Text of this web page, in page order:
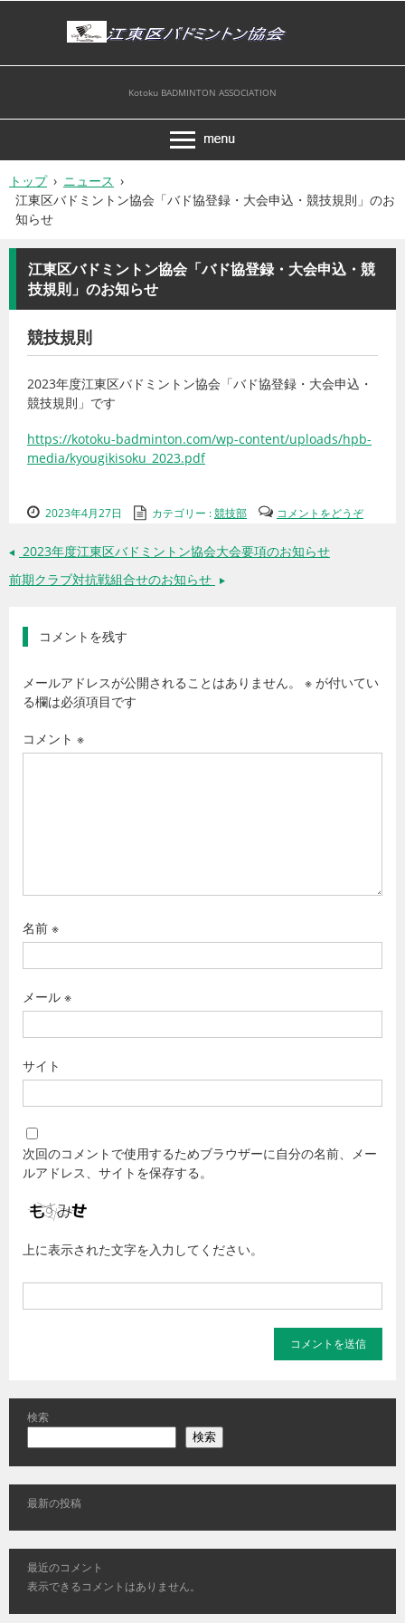
Kotoku BADMINTON ASSOCIATION
トップ › ニュース ›
江東区バドミントン協会「バド協登録・大会申込・競技規則」のお
知らせ
江東区バドミントン協会「バド協登録・大会申込・競
技規則」のお知らせ
競技規則
2023年度江東区バドミントン協会「バド協登録・大会申込・
競技規則」です
https://kotoku-badminton.com/wp-content/uploads/hpb-
media/kyougikisoku_2023.pdf
2023年4月27日 カテゴリー :競技部 コメントをどうぞ
2023年度江東区バドミントン協会大会要項のお知らせ
前期クラブ対抗戦組合せのお知らせ
コメントを残す
メールアドレスが公開されることはありません。 ※ が付いてい
る欄は必須項目です
コメント ※
名前 ※
メール ※
サイト
次回のコメントで使用するためブラウザーに自分の名前、メー
ルアドレス、サイトを保存する。
上に表示された文字を入力してください。
検索
検索
最新の投稿
最近のコメント
表示できるコメントはありません。